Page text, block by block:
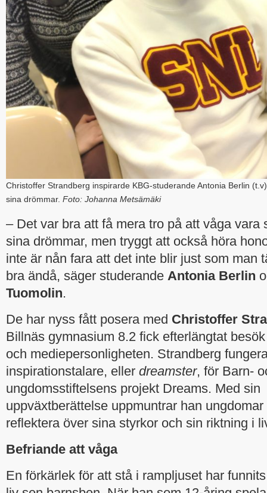
Christoffer Strandberg inspirarde KBG-studerande Antonia Berlin
sina drömmar. Foto: Johanna Metsämäki
– Det var bra att få mera tro på att våga vara
sina drömmar, men tryggt att också höra
inte är nån fara att det inte blir just som man
bra ändå, säger studerande Antonia Berlin
Tuomolin.
De har nyss fått posera med Christoffer
Billnäs gymnasium 8.2 fick efterlängtat
och mediepersonligheten. Strandberg
inspirationstalare, eller dreamster, för Barn-
ungdomsstiftelsens projekt Dreams. Med sin
uppväxtberättelse uppmuntrar han
reflektera över sina styrkor och sin riktning i
Befriande att våga
En förkärlek för att stå i rampljuset har